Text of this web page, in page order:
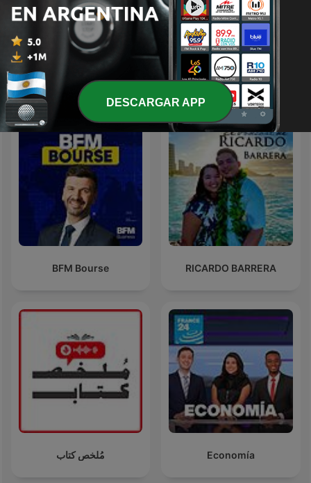
Entre Creadores |
Podcast
Unos minutos de
estrategia con Becky
Mitre
Más podcasts internacionales de Finanzas
BFM Bourse RICARDO BARRERA
مُلخص كتاب Economía
DESCARGAR APP